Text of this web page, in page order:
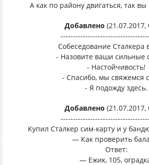
А как по району двигаться, так
Добавлено (21.07.2017,
Собеседование Сталкера
- Назовите ваши сильные
- Настойчивость!
- Спасибо, мы свяжемся
- Я подожду здесь.
Добавлено (21.07.2017,
Купил Сталкер сим-карту и у
— Как проверить
Ответ:
— Ежик, 105,